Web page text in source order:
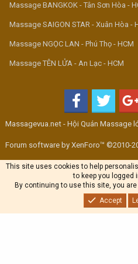
Massage BANGKOK - Tân Sơn Hòa -
Massage SAIGON STAR - Xuân Hòa -
Massage NGỌC LAN - Phú Thọ - HCM
Massage TÊN LỬA - An Lạc - HCM
Massagevua.net - Hội Quán Massage
Forum software by XenForo™ ©2010-
This site uses cookies to help
to keep you logged
By continuing to use this site, you
Accept